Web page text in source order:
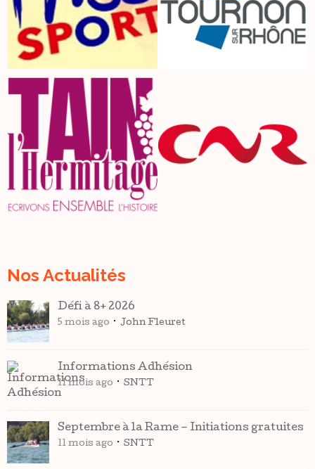
Nos Actualités
Défi à 8+ 2026
5 mois ago John Fleuret
Informations Adhésion
11 mois ago SNTT
Septembre à la Rame – Initiations gratuites
11 mois ago SNTT